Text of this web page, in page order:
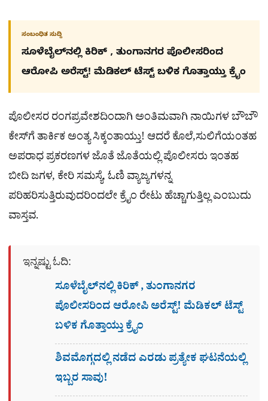
ಸಂಬಂಧಿತ ಸುದ್ದಿ
ಸೂಳೆಬೈಲ್​ನಲ್ಲಿ ಕಿರಿಕ್​ , ತುಂಗಾನಗರ ಪೊಲೀಸರಿಂದ
ಆರೋಪಿ ಅರೆಸ್ಟ್! ಮೆಡಿಕಲ್ ಟೆಸ್ಟ್​ ಬಳಿಕ ಗೊತ್ತಾಯ್ತು ಕ್ರೈಂ
ಪೊಲೀಸರ ರಂಗಪ್ರವೇಶದಿಂದಾಗಿ ಅಂತಿಮವಾಗಿ ನಾಯಿಗಳ ಬೌಬೌ
ಕೇಸ್​ಗೆ ತಾರ್ಕಿಕ ಅಂತ್ಯ ಸಿಕ್ಕಂತಾಯ್ತು! ಆದರೆ ಕೊಲೆ,ಸುಲಿಗೆಯಂತಹ
ಅಪರಾಧ ಪ್ರಕರಣಗಳ ಜೊತೆ ಜೊತೆಯಲ್ಲಿ ಪೊಲೀಸರು ಇಂತಹ
ಬೀದಿ ಜಗಳ, ಕೇರಿ ಸಮಸ್ಯೆ, ಓಣಿ ವ್ಯಾಜ್ಯಗಳನ್ನ
ಪರಿಹರಿಸುತ್ತಿರುವುದರಿಂದಲೇ ಕ್ರೈಂ ರೇಟು ಹೆಚ್ಚಾಗುತ್ತಿಲ್ಲ ಎಂಬುದು
ವಾಸ್ತವ.
ಇನ್ನಷ್ಟು ಓದಿ:
ಸೂಳೆಬೈಲ್​ನಲ್ಲಿ ಕಿರಿಕ್​ , ತುಂಗಾನಗರ
ಪೊಲೀಸರಿಂದ ಆರೋಪಿ ಅರೆಸ್ಟ್! ಮೆಡಿಕಲ್ ಟೆಸ್ಟ್​
ಬಳಿಕ ಗೊತ್ತಾಯ್ತು ಕ್ರೈಂ
ಶಿವಮೊಗ್ಗದಲ್ಲಿ ನಡೆದ ಎರಡು ಪ್ರತ್ಯೇಕ ಘಟನೆಯಲ್ಲಿ
ಇಬ್ಬರ ಸಾವು!